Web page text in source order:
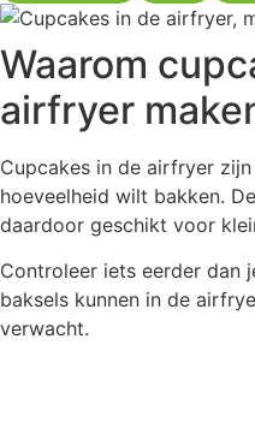
Waarom
airfryer
Cupcakes in de airfryer
hoeveelheid wilt bakken.
daardoor geschikt voor
Controleer iets eerder dan
baksels kunnen in de
verwacht.